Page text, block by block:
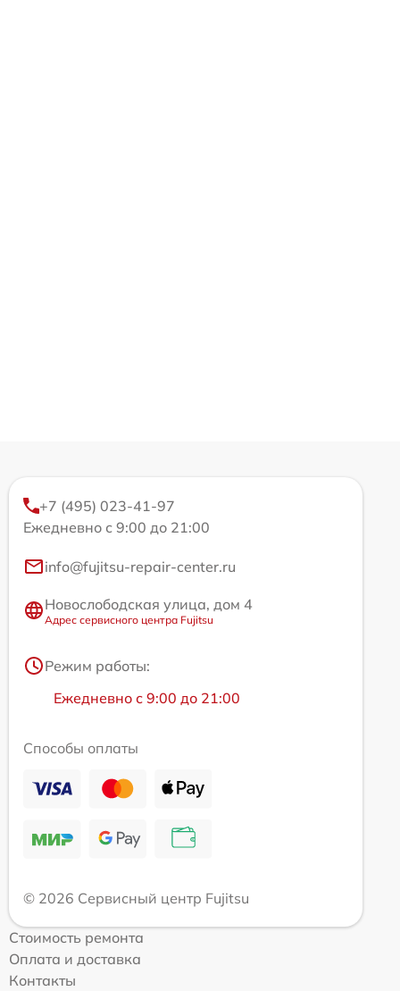
+7 (495) 023-41-97
Ежедневно с 9:00 до 21:00
info@fujitsu-repair-center.ru
Новослободская улица, дом 4
Адрес сервисного центра Fujitsu
Режим работы:
Ежедневно с 9:00 до 21:00
Способы оплаты
© 2026 Сервисный центр Fujitsu
Стоимость ремонта
Оплата и доставка
Контакты